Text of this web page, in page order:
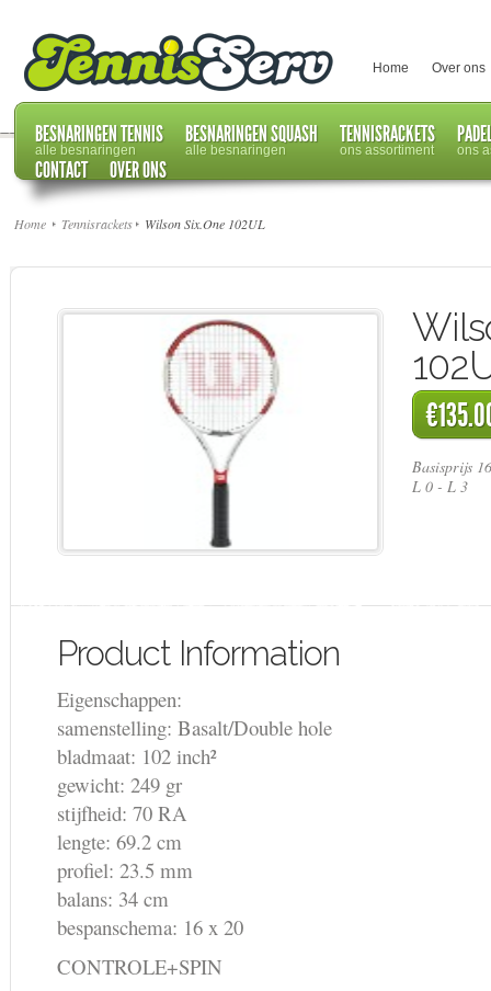
Home Over ons
BESNARINGEN TENNIS
alle besnaringen
BESNARINGEN SQUASH
alle besnaringen
TENNISRACKETS
ons assortiment ons
CONTACT OVER ONS
Home Tennisrackets Wilson Six.One 102UL
Basisprijs
L 0 - L 3
Product Information
Eigenschappen:
samenstelling: Basalt/Double hole
bladmaat: 102 inch²
gewicht: 249 gr
stijfheid: 70 RA
lengte: 69.2 cm
profiel: 23.5 mm
balans: 34 cm
bespanschema: 16 x 20
CONTROLE+SPIN